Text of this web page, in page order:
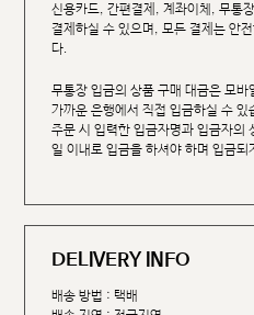
신용카드, 간편결제, 계좌이체, 무통
결제하실 수 있으며, 모든 결제는 안
다.
무통장 입금의 상품 구매 대금은 모
가까운 은행에서 직접 입금하실 수 있
주문 시 입력한 입금자명과 입금자의
일 이내로 입금을 하셔야 하며 입금
DELIVERY INFO
배송 방법 : 택배